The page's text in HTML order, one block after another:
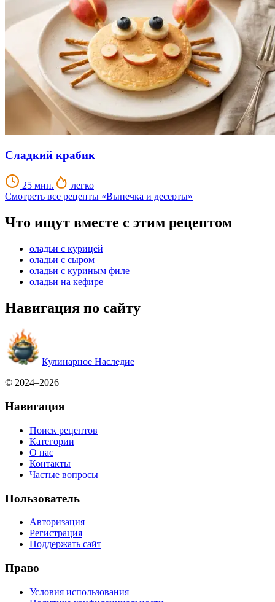
Сладкий крабик
25 мин.
легко
Смотреть все рецепты «Выпечка и десерты»
Что ищут вместе с этим рецептом
оладьи с курицей
оладьи с сыром
оладьи с куриным филе
оладьи на кефире
Навигация по сайту
Кулинарное Наследие
© 2024–2026
Навигация
Поиск рецептов
Категории
О нас
Контакты
Частые вопросы
Пользователь
Авторизация
Регистрация
Поддержать сайт
Право
Условия использования